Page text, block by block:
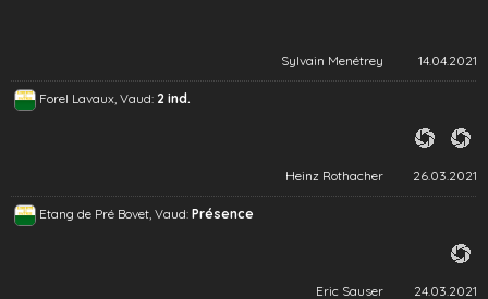
Sylvain Menétrey 14.04.2021
Forel Lavaux, Vaud: 2 ind.
Heinz Rothacher 26.03.2021
Etang de Pré Bovet, Vaud: Présence
Eric Sauser 24.03.2021